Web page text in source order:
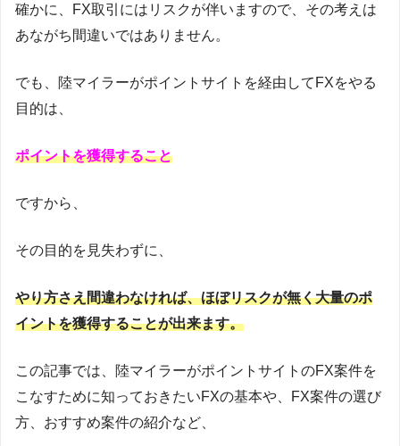
確かに、FX取引にはリスクが伴いますので、その考えは
あながち間違いではありません。
でも、陸マイラーがポイントサイトを経由してFXをやる
目的は、
ポイントを獲得すること
ですから、
その目的を見失わずに、
やり方さえ間違わなければ、ほぼリスクが無く大量のポ
イントを獲得することが出来ます。
この記事では、陸マイラーがポイントサイトのFX案件を
こなすために知っておきたいFXの基本や、FX案件の選び
方、おすすめ案件の紹介など、